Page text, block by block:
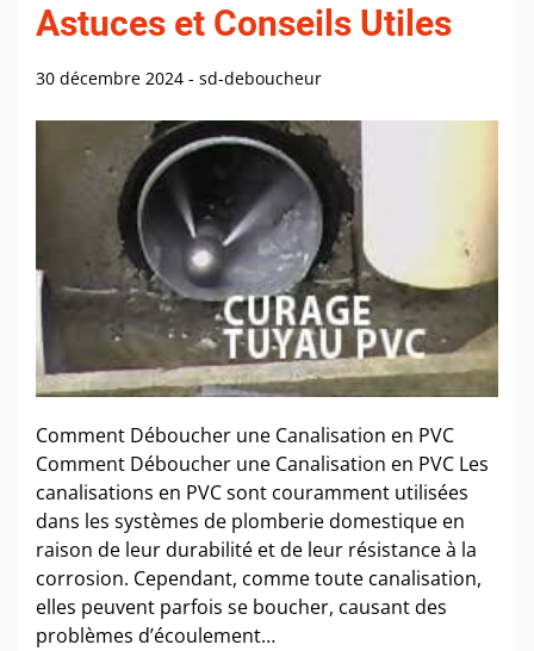
Astuces et Conseils Utiles
30 décembre 2024 - sd-deboucheur
Comment Déboucher une Canalisation en PVC
Comment Déboucher une Canalisation en PVC Les
canalisations en PVC sont couramment utilisées
dans les systèmes de plomberie domestique en
raison de leur durabilité et de leur résistance à la
corrosion. Cependant, comme toute canalisation,
elles peuvent parfois se boucher, causant des
problèmes d’écoulement…